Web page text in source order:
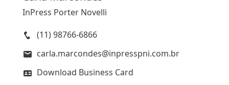
InPress Porter Novelli
(11) 98766-6866
carla.marcondes@inpresspni.com.br
Download Business Card